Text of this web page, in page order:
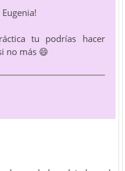
tu podrías hacer
no más 😄